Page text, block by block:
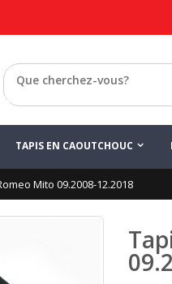
Retour
TAPIS EN CAOUTCHOUC
Mito 09.2008-12.2018